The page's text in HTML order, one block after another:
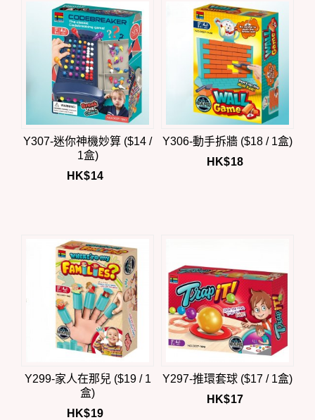
Y307-迷你神機妙算 ($14 /
1盒)
HK$14
Y306-動手拆牆 ($18 / 1盒)
HK$18
Y299-家人在那兒 ($19 / 1
盒)
HK$19
Y297-推環套球 ($17 / 1盒)
HK$17